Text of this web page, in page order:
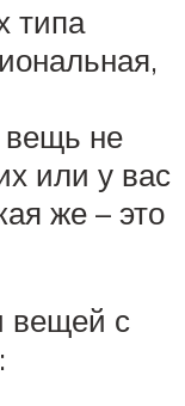
типа
не
или у вас
же – это
вещей с